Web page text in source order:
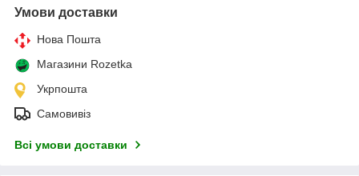
Умови доставки
Нова Пошта
Магазини Rozetka
Укрпошта
Самовивіз
Всі умови доставки